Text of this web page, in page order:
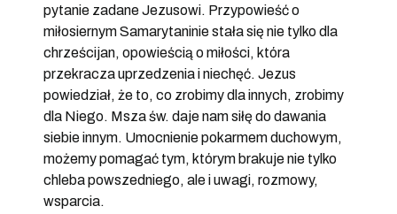
pytanie zadane Jezusowi. Przypowieść o
miłosiernym Samarytaninie stała się nie tylko dla
chrześcijan, opowieścią o miłości, która
przekracza uprzedzenia i niechęć. Jezus
powiedział, że to, co zrobimy dla innych, zrobimy
dla Niego. Msza św. daje nam siłę do dawania
siebie innym. Umocnienie pokarmem duchowym,
możemy pomagać tym, którym brakuje nie tylko
chleba powszedniego, ale i uwagi, rozmowy,
wsparcia.